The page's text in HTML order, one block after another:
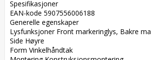
Spesifikasjoner
EAN-kode 5907556006188
Generelle egenskaper
Lysfunksjoner Front markeringlys, Bakre
Side Høyre
Form Vinkelhåndtak